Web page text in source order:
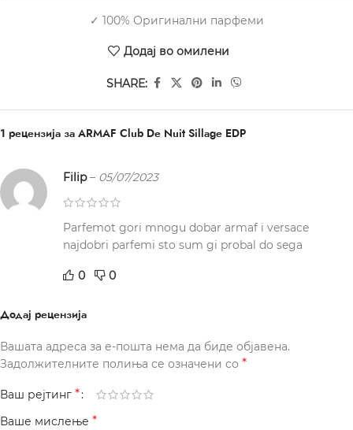
✓ 100% Оригинални парфеми
Додај во омилени
SHARE:
1 рецензија за ARMAF Club De Nuit Sillage EDP
Filip– 05/07/2023
Parfemot gori mnogu dobar armaf i versace
najdobri parfemi sto sum gi probal do sega
0 0
Додај рецензија
Вашата адреса за е-пошта нема да биде објавена.
Задолжителните полиња се означени со *
Ваш рејтинг *
Ваше мислење *